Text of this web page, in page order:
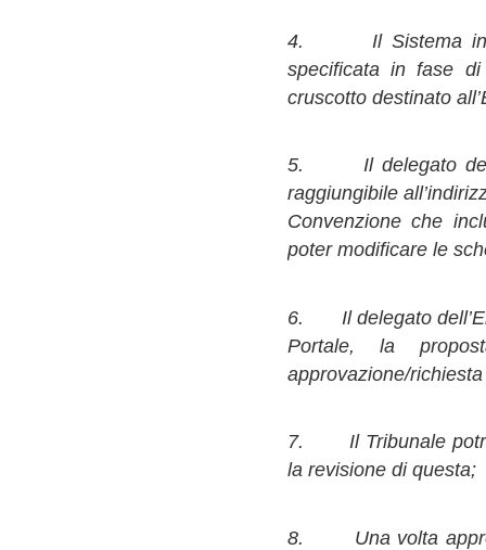
4. Il Sistema invia
specificata in fase
cruscotto destinato
5. Il delegato
raggiungibile
Convenzione che
poter modificare le
6. Il delegato
Portale, la
approvazione/
7. Il Tribunale potrà
la revisione di questa;
8. Una volta